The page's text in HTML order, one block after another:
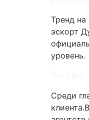
Тренд
эскорт
уровень.
Среди